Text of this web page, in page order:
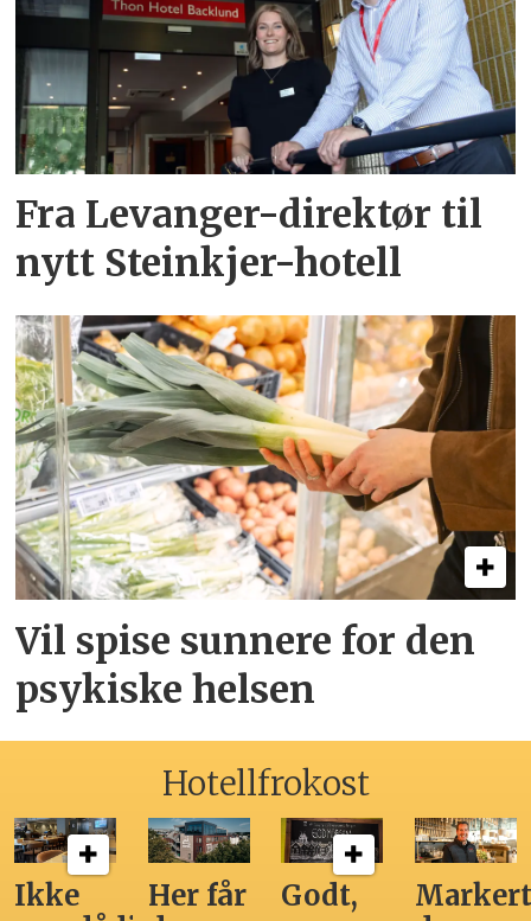
Fra Levanger-direktør til
nytt Steinkjer-hotell
Vil spise sunnere for den
psykiske helsen
Hotellfrokost
Ikke
Her får
Godt,